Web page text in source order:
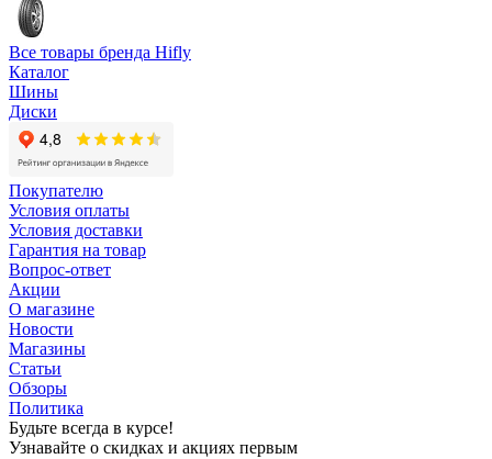
Все товары бренда Hifly
Каталог
Шины
Диски
Покупателю
Условия оплаты
Условия доставки
Гарантия на товар
Вопрос-ответ
Акции
О магазине
Новости
Магазины
Статьи
Обзоры
Политика
Будьте всегда в курсе!
Узнавайте о скидках и акциях первым